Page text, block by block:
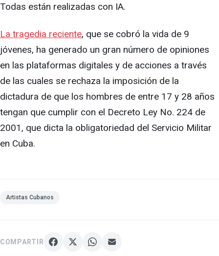
Todas están realizadas con IA.
La tragedia reciente, que se cobró la vida de 9
jóvenes, ha generado un gran número de opiniones
en las plataformas digitales y de acciones a través
de las cuales se rechaza la imposición de la
dictadura de que los hombres de entre 17 y 28 años
tengan que cumplir con el Decreto Ley No. 224 de
2001, que dicta la obligatoriedad del Servicio Militar
en Cuba.
Artistas Cubanos
COMPARTIR